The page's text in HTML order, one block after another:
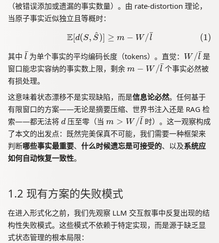
_
\
h
o
\
}
<
)
{
s
\l
d
o
,
s
_
m
\
}
S
h
a
{
S
}
(
\
h
a
}
)
=
|
S
\
\
h
a
（被错误添加或遗漏的事实数量）。由 rate-distortion 理论，
当原子事实近似独立且等概时：
\mathbb{E}[d(S,\hat{S})]
E[d(S, S
^)] ≥ m − W /l
ˉ (1)
其中 \
b
a
r
{
l
lˉ为单个事实的平均编码长度（tokens）。直觉： W
/
{l
}
W /lˉ是
窗口能忠实容纳的事实数上限，剩余 m
/\
ba
r{
l}
m − W /lˉ个事实必然被
有损处理。
这意味着状态漂移不是实现缺陷，而是信息论必然。任何基于
有限窗口的方案——无论是摘要压缩、世界书注入还是 RAG 检
索——都无法将 d
d压至零（当 m
>
W
/\
m > W /lˉ时）。这一观察构成
了本文的出发点：既然完美保真不可能，我们需要一种框架来
判断哪些事实最重要、 什么时候遗忘是可接受的、以及系统应
如何自动恢复一致性。
1.2 现有方案的失败模式
在进入形式化之前，我们先观察 LLM 交互叙事中反复出现的结
构性失败模式。这些模式不依赖于特定实现，而是源于缺乏显
式状态管理的根本局限：